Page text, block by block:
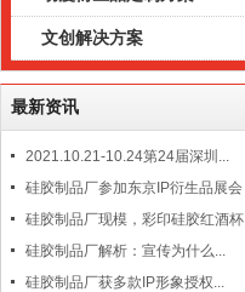
文创解决方案
最新资讯
2021.10.21-10.24第24届深圳...
硅胶制品厂参加东京IP衍生品展会
硅胶制品厂现模，彩印硅胶红酒杯
硅胶制品厂解析：宣传为什么...
硅胶制品厂获多款IP形象授权...